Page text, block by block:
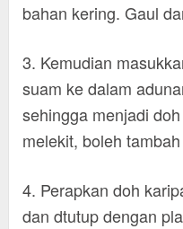
bahan kering. Gaul
3. Kemudian
suam ke dalam
sehingga menjadi
melekit, boleh
4. Perapkan doh
dan dtutup dengan